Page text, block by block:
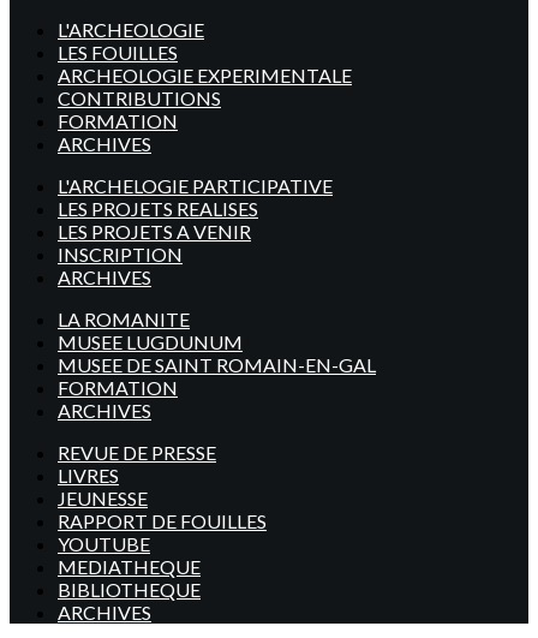
L'ARCHEOLOGIE
LES FOUILLES
ARCHEOLOGIE EXPERIMENTALE
CONTRIBUTIONS
FORMATION
ARCHIVES
L'ARCHELOGIE PARTICIPATIVE
LES PROJETS REALISES
LES PROJETS A VENIR
INSCRIPTION
ARCHIVES
LA ROMANITE
MUSEE LUGDUNUM
MUSEE DE SAINT ROMAIN-EN-GAL
FORMATION
ARCHIVES
REVUE DE PRESSE
LIVRES
JEUNESSE
RAPPORT DE FOUILLES
YOUTUBE
MEDIATHEQUE
BIBLIOTHEQUE
ARCHIVES